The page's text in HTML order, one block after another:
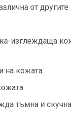
от
изглеждаща
на кожата
тъмна и скучна